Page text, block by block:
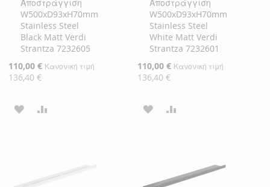
Αποστράγγιση
W500xD93xH70mm
Stainless Steel
Black Matt Verdi
Strantza 7232605
Ειδική
Τιμή
110,00 € Κανονική τιμή
136,40 €
Καλάθι
ΠΡΟΣΘΉΚΗ
ΕΠΙΘΥΜΙΏΝ
Αποστράγγιση
W500xD93xH70mm
Stainless Steel
White Matt Verdi
Strantza 7232601
Ειδική
Τιμή
110,00 € Κανονική τιμή
136,40 €
Καλάθι
ΠΡΟΣΘΉΚΗ
ΕΠΙΘΥΜΙΏΝ